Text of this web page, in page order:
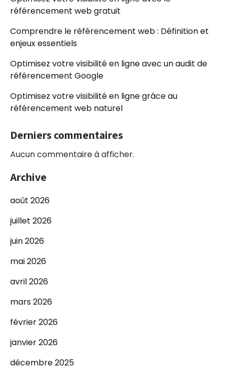
référencement web gratuit
Comprendre le référencement web : Définition et
enjeux essentiels
Optimisez votre visibilité en ligne avec un audit de
référencement Google
Optimisez votre visibilité en ligne grâce au
référencement web naturel
Derniers commentaires
Aucun commentaire à afficher.
Archive
août 2026
juillet 2026
juin 2026
mai 2026
avril 2026
mars 2026
février 2026
janvier 2026
décembre 2025